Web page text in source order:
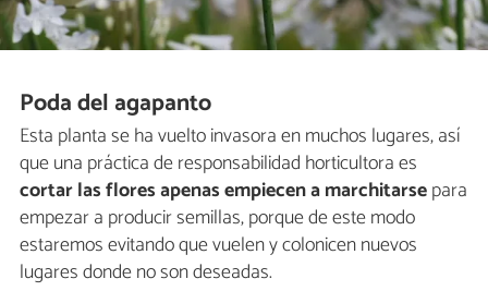
Poda del agapanto
Esta planta se ha vuelto invasora en muchos lugares, así
que una práctica de responsabilidad horticultora es
cortar las flores apenas empiecen a marchitarsepara
empezar a producir semillas, porque de este modo
estaremos evitando que vuelen y colonicen nuevos
lugares donde no son deseadas.